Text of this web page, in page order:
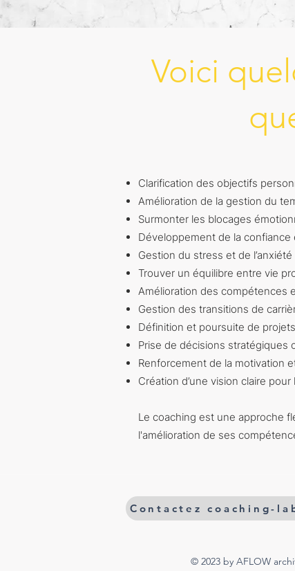
Voici
Clarification des objectifs
Amélioration de la gestion du
Surmonter les blocages
Développement de la confiance
Gestion du stress et de l’anxiété
Trouver un équilibre entre vie
Amélioration des compétences
Gestion des transitions de
Définition et poursuite de
Prise de décisions stratégiques
Renforcement de la motivation
Création d’une vision claire
Le coaching est une approche
l'amélioration de ses
Contactez coaching-
© 2023 by AFLOW